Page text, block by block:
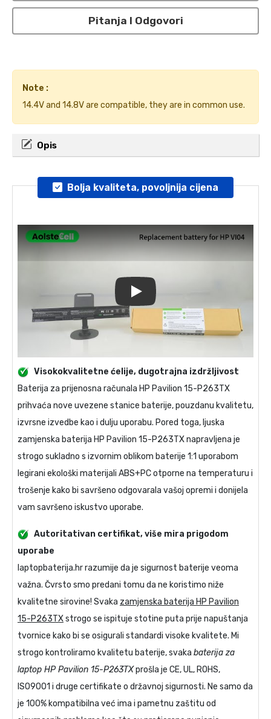
Pitanja I Odgovori
Note :
14.4V and 14.8V are compatible, they are in common use.
Opis
Bolja kvaliteta, povoljnija cijena
Visokokvalitetne ćelije, dugotrajna izdržljivost
Baterija za prijenosna računala HP Pavilion 15-P263TX
prihvaća nove uvezene stanice baterije, pouzdanu kvalitetu,
izvrsne izvedbe kao i dulju uporabu. Pored toga, ljuska
zamjenska baterija HP Pavilion 15-P263TXnapravljena je
strogo sukladno s izvornim oblikom baterije 1:1 uporabom
legirani ekološki materijali ABS+PC otporne na temperaturu i
trošenje kako bi savršeno odgovarala vašoj opremi i donijela
vam savršeno iskustvo uporabe.
Autoritativan certifikat, više mira prigodom
uporabe
laptopbaterija.hr razumije da je sigurnost baterije veoma
važna. Čvrsto smo predani tomu da ne koristimo niže
kvalitetne sirovine! Svaka zamjenska baterija HP Pavilion
15-P263TXstrogo se ispituje stotine puta prije napuštanja
tvornice kako bi se osigurali standardi visoke kvalitete. Mi
strogo kontroliramo kvalitetu baterije, svaka baterija za
laptop HP Pavilion 15-P263TXprošla je CE, UL, ROHS,
ISO9001 i druge certifikate o državnoj sigurnosti. Ne samo da
je 100% kompatibilna već ima i pametnu zaštitu od